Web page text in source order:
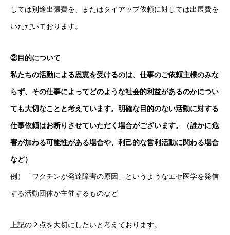
しては別途出張費を、またはタイアップ依頼に対しては出展費を
いただいております。
②目的について
私たちの活動による恩恵を受けるのは、仕事のご依頼主様のみな
らず、その仕事によってどのような社会的利益があるのかについ
ても大切なことと考えています。明確な目的のない活動に対する
仕事依頼はお断りさせていただく場合がございます。（誰かに危
害が加わる可能性がある場合や、利己的な営利活動に関わる場合
など）
例）「ワクチンが発達障害の原因」というようなエセ医学を発信
する活動団体が主催するものなど
上記の２点を大切にしたいと考えております。